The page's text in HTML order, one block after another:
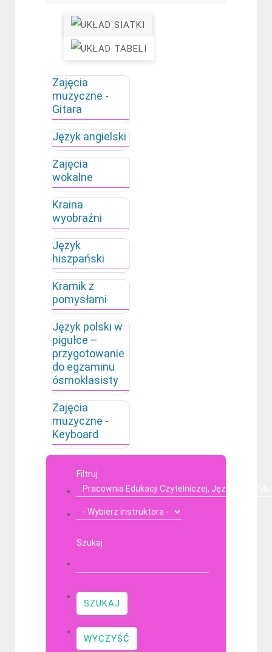
Zajęcia
muzyczne -
Gitara
Język angielski
Zajęcia
wokalne
Kraina
wyobraźni
Język
hiszpański
Kramik z
pomysłami
Język polski w
pigułce –
przygotowanie
do egzaminu
ósmoklasisty
Zajęcia
muzyczne -
Keyboard
Filtruj
Szukaj